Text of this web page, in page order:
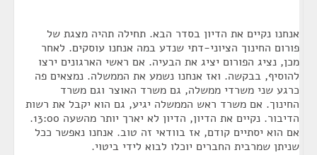
אנחנו נקיים את הדיון בסדר הבא. תחילה תהיה מצגת של
פורום החינוך הציוני-דתי שנדע במה אנחנו עוסקים. לאחר
מכן, נציג הפורום יציג את הבעיה. אם ראשי הארגונים ירצו
להוסיף, בבקשה. ואז אנחנו נשמע את הממשלה. נמצאים פה
כרגע שני משרדי ממשלה, גם משרד האוצר וגם משרד
החינוך. אם משרד ראש הממשלה יגיע, גם הוא יקבל את רשות
הדיבור. נקיים את הדיון, הדיון לא יארך יותר מהשעה 13:00.
אם הוא יסתיים קודם, אז בוודאי זה טוב. אנחנו נאפשר ככל
שניתן שמרבית החברים יוכלו לבוא לידי ביטוי.